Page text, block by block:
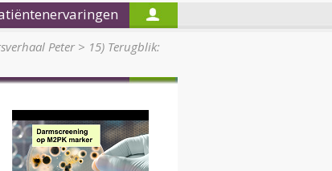
Peter> 15) Terugblik: